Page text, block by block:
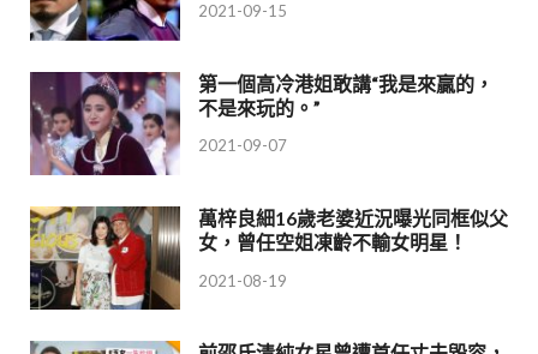
2021-09-15
第一個高冷港姐敢講“我是來贏的，
不是來玩的。”
2021-09-07
萬梓良細16歲老婆近況曝光同框似父
女，曾任空姐凍齡不輸女明星！
2021-08-19